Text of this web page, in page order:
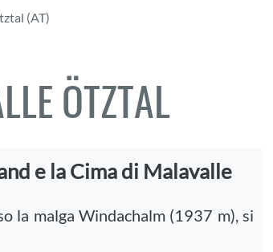
(AT)
ÖTZTAL
e la Cima di Malavalle
la malga Windachalm (1937 m), si